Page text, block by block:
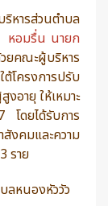
ารส่วนตำบล
หอมรื่น นายก
ยคณะผู้บริหาร
โครงการปรับ
อายุ ให้เหมาะ
ดยได้รับการ
คมและความ
ราย
ลหนองหัววัว